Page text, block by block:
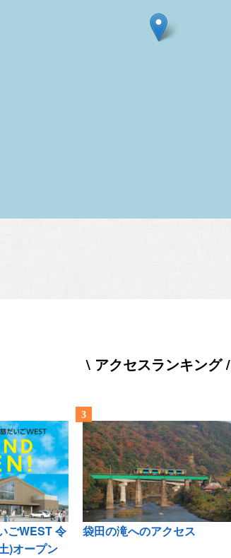
\ アクセスランキング /
ごWEST 令
)オープン
袋田の滝へのアクセス